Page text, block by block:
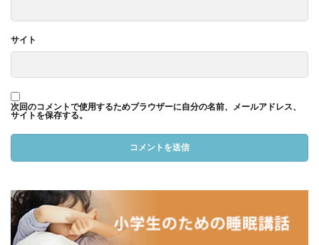
サイト
次回のコメントで使用するためブラウザーに自分の名前、メールアドレス、
サイトを保存する。